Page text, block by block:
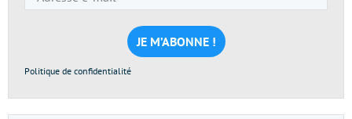
e-
mail
*
Politique de confidentialité